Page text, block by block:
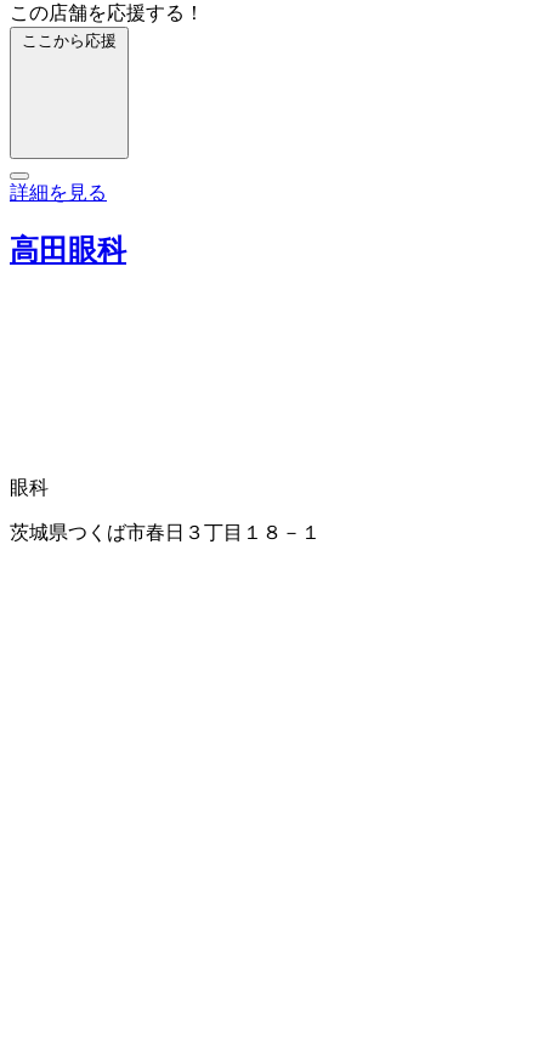
この店舗を応援する！
ここから応援
詳細を見る
高田眼科
眼科
茨城県つくば市春日３丁目１８－１